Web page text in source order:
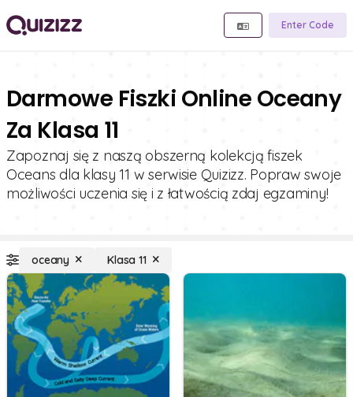
Enter Code
Darmowe Fiszki Online Oceany
Za Klasa 11
Zapoznaj się z naszą obszerną kolekcją fiszek
Oceans dla klasy 11 w serwisie Quizizz. Popraw swoje
możliwości uczenia się i z łatwością zdaj egzaminy!
oceany Klasa 11